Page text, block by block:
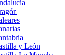
y León